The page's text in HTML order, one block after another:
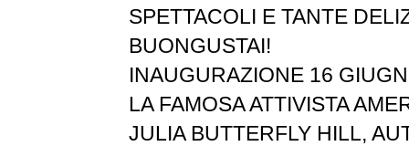
SPETTACOLI E TANTE
BUONGUSTAI!
INAUGURAZIONE 16
LA FAMOSA ATTIVISTA
JULIA BUTTERFLY HILL,